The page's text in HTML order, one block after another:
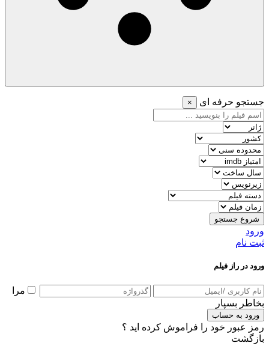
جستجو حرفه ای ×
شروع جستجو
ورود
ثبت نام
ورود در راز فیلم
مرا
بخاطر بسپار
ورود به حساب
رمز عبور خود را فراموش کرده اید ؟
بازگشت